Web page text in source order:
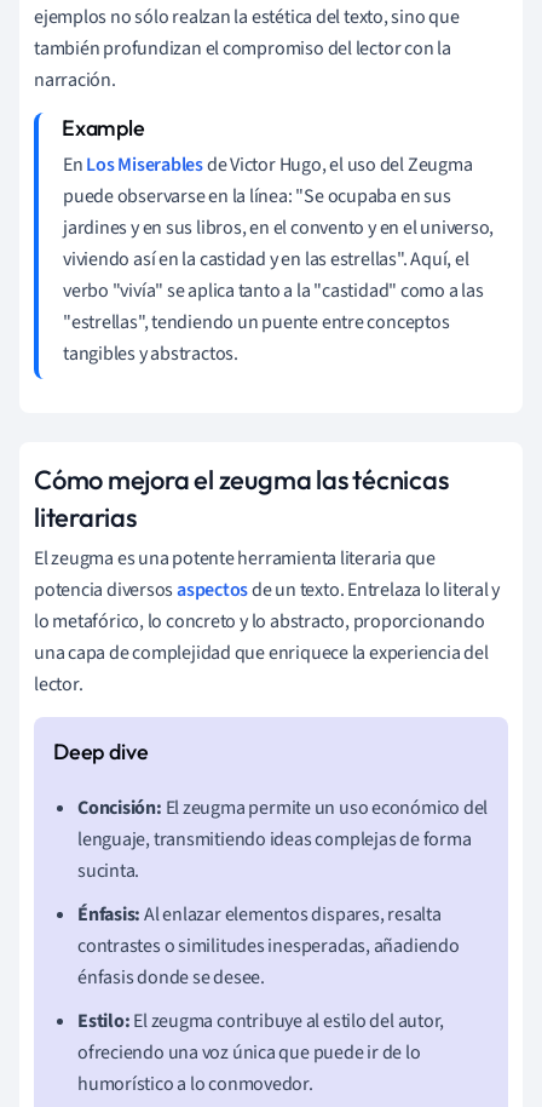
ejemplos no sólo realzan la estética del texto, sino que
también profundizan el compromiso del lector con la
narración.
EnLos Miserablesde Victor Hugo, el uso del Zeugma
puede observarse en la línea: "Se ocupaba en sus
jardines y en sus libros, en el convento y en el universo,
viviendo así en la castidad y en las estrellas". Aquí, el
verbo "vivía" se aplica tanto a la "castidad" como a las
"estrellas", tendiendo un puente entre conceptos
tangibles y abstractos.
Cómo mejora el zeugma las técnicas
literarias
El zeugma es una potente herramienta literaria que
potencia diversosaspectosde un texto. Entrelaza lo literal y
lo metafórico, lo concreto y lo abstracto, proporcionando
una capa de complejidad que enriquece la experiencia del
lector.
Concisión: El zeugma permite un uso económico del
lenguaje, transmitiendo ideas complejas de forma
sucinta.
Énfasis:Al enlazar elementos dispares, resalta
contrastes o similitudes inesperadas, añadiendo
énfasis donde se desee.
Estilo:El zeugma contribuye al estilo del autor,
ofreciendo una voz única que puede ir de lo
humorístico a lo conmovedor.